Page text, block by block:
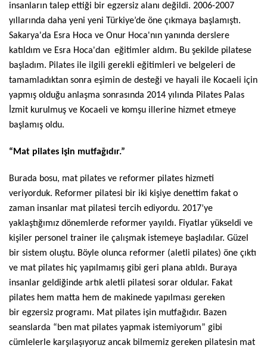
insanların talep ettiği bir egzersiz alanı değildi. 2006-2007
yıllarında daha yeni yeni Türkiye’de öne çıkmaya başlamıştı.
Sakarya'da Esra Hoca ve Onur Hoca'nın yanında derslere
katıldım ve Esra Hoca'dan eğitimler aldım. Bu şekilde pilatese
başladım. Pilates ile ilgili gerekli eğitimleri ve belgeleri de
tamamladıktan sonra eşimin de desteği ve hayali ile Kocaeli için
yapmış olduğu anlaşma sonrasında 2014 yılında Pilates Palas
İzmit kurulmuş ve Kocaeli ve komşu illerine hizmet etmeye
başlamış oldu.
“Mat pilates işin mutfağıdır.”
Burada bosu, mat pilates ve reformer pilates hizmeti
veriyorduk. Reformer pilatesi bir iki kişiye denettim fakat o
zaman insanlar mat pilatesi tercih ediyordu. 2017’ye
yaklaştığımız dönemlerde reformer yayıldı. Fiyatlar yükseldi ve
kişiler personel trainer ile çalışmak istemeye başladılar. Güzel
bir sistem oluştu. Böyle olunca reformer (aletli pilates) öne çıktı
ve mat pilates hiç yapılmamış gibi geri plana atıldı. Buraya
insanlar geldiğinde artık aletli pilatesi sorar oldular. Fakat
pilates hem matta hem de makinede yapılması gereken
bir egzersiz programı. Mat pilates işin mutfağıdır. Bazen
seanslarda “ben mat pilates yapmak istemiyorum” gibi
cümlelerle karşılaşıyoruz ancak bilmemiz gereken pilatesin mat